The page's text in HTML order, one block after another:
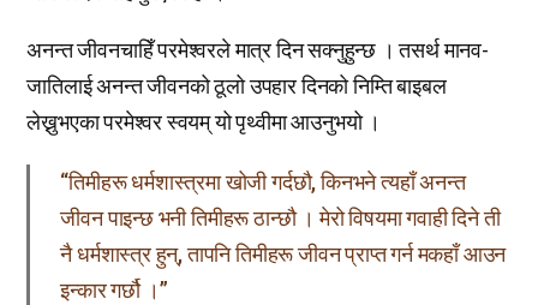
अनन्त जीवनचाहिँ परमेश्वरले मात्र दिन सक्नुहुन्छ । तसर्थ मानव-
जातिलाई अनन्त जीवनको ठूलो उपहार दिनको निम्ति बाइबल
लेख्नुभएका परमेश्वर स्वयम् यो पृथ्वीमा आउनुभयो ।
“तिमीहरू धर्मशास्त्रमा खोजी गर्दछौ, किनभने त्यहाँ अनन्त
जीवन पाइन्छ भनी तिमीहरू ठान्छौ । मेरो विषयमा गवाही दिने ती
नै धर्मशास्त्र हुन्, तापनि तिमीहरू जीवन प्राप्त गर्न मकहाँ आउन
इन्कार गर्छौ ।”